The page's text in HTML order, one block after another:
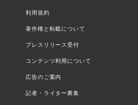
利用規約
著作権と転載について
プレスリリース受付
コンテンツ利用について
広告のご案内
記者・ライター募集